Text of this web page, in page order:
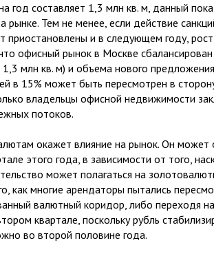
год составляет 1,3 млн кв. м, данный
Тем не менее, если действие
приостановлены и в следующем году,
офисный рынок в Москве
млн кв. м) и объема нового
в 15% может быть пересмотрен в
владельцы офисной недвижимости
потоков.
окажет влияние на рынок. Он может
этого года, в зависимости от того,
может полагаться на
как многие арендаторы пытались
валютный коридор, либо переходя
квартале, поскольку рубль
во второй половине года.